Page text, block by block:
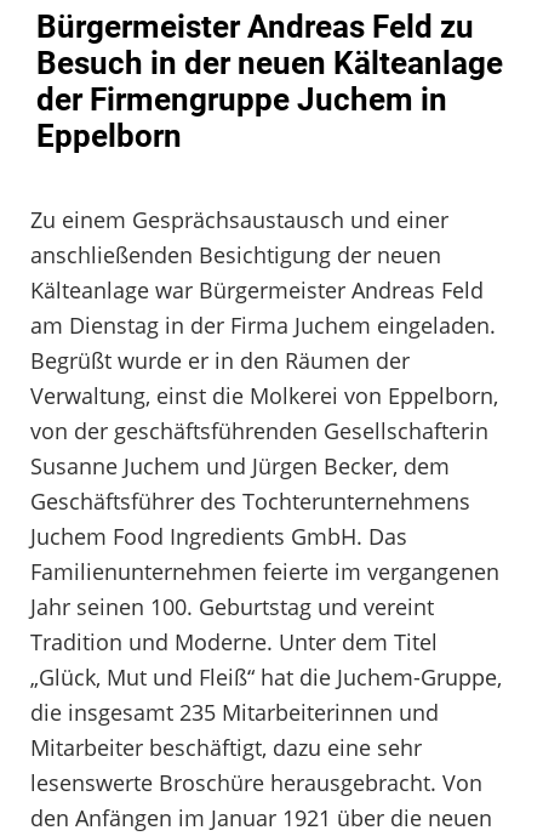
Bürgermeister Andreas Feld zu
Besuch in der neuen Kälteanlage
der Firmengruppe Juchem in
Eppelborn
Zu einem Gesprächsaustausch und einer
anschließenden Besichtigung der neuen
Kälteanlage war Bürgermeister Andreas Feld
am Dienstag in der Firma Juchem eingeladen.
Begrüßt wurde er in den Räumen der
Verwaltung, einst die Molkerei von Eppelborn,
von der geschäftsführenden Gesellschafterin
Susanne Juchem und Jürgen Becker, dem
Geschäftsführer des Tochterunternehmens
Juchem Food Ingredients GmbH. Das
Familienunternehmen feierte im vergangenen
Jahr seinen 100. Geburtstag und vereint
Tradition und Moderne. Unter dem Titel
„Glück, Mut und Fleiß“ hat die Juchem-Gruppe,
die insgesamt 235 Mitarbeiterinnen und
Mitarbeiter beschäftigt, dazu eine sehr
lesenswerte Broschüre herausgebracht. Von
den Anfängen im Januar 1921 über die neuen